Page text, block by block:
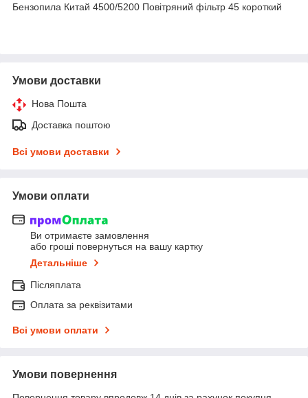
Бензопила Китай 4500/5200 Повітряний фільтр 45 короткий
Умови доставки
Нова Пошта
Доставка поштою
Всі умови доставки
Умови оплати
Ви отримаєте замовлення
або гроші повернуться на вашу картку
Детальніше
Післяплата
Оплата за реквізитами
Всі умови оплати
Умови повернення